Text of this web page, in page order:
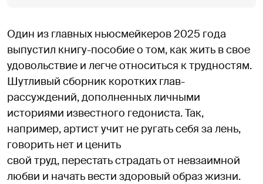
Один из главных ньюсмейкеров 2025 года
выпустил книгу-пособие о том, как жить в свое
удовольствие и легче относиться к трудностям.
Шутливый сборник коротких глав-
рассуждений, дополненных личными
историями известного гедониста. Так,
например, артист учит не ругать себя за лень,
говорить нет и ценить
свой труд, перестать страдать от невзаимной
любви и начать вести здоровый образ жизни.